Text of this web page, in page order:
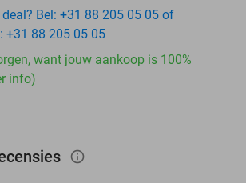
Bel: +31 88 205 05 05 of
+31 88 205 05 05
want jouw aankoop is 100%
info)
info_outlined